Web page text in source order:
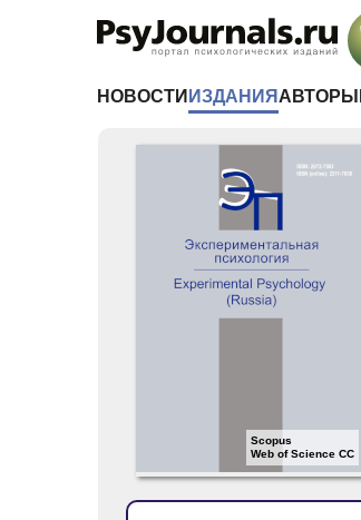
НОВОСТИ ИЗДАНИЯ АВТОРЫ
Scopus
Web of Science CC